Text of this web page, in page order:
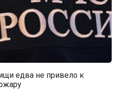
едва не привело к